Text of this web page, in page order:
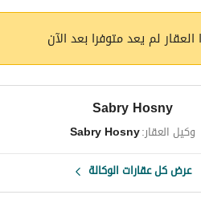
لم يعد متوفرا بعد الآن
Sabry Hosny
وكيل العقار:Sabry Hosny
عرض كل عقارات الوكالة